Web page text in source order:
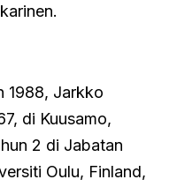
1988, Jarkko
di Kuusamo,
2 di Jabatan
Oulu, Finland,